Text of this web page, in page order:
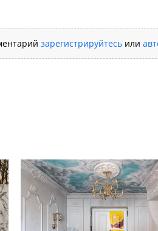
зарегистрируйтесьили